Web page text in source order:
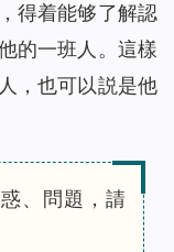
得着能够了解認
的一班人。這樣
，也可以説是他
、問題，請